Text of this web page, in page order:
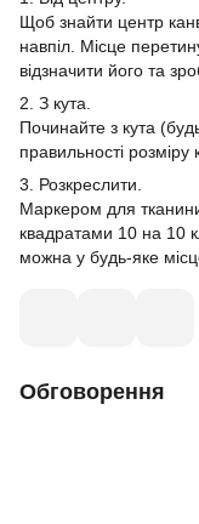
Щоб знайти центр
навпіл. Місце
відзначити його та
2. З кута.
Починайте з кута
правильності розміру
3. Розкреслити.
Маркером для
квадратами 10 на 10
можна у будь-яке
Обговорення